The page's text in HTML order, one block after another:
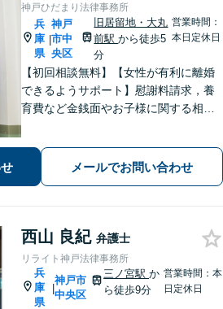
神戸ひだまり法律事務所
兵
庫
県
|
神戸
市中
央区
旧居留地・大丸
前駅から徒歩5
分
営業時間：
本日定休日
【初回相談無料】【女性が有利に離婚
できるようサポート】慰謝料請求，養
育費など金銭面やお子様に関する相談
持ちを大切にしながら交渉します。
【Web相談可】【平日夜間可】【神戸
メールでお問い合わせ
西山 良紀 弁護士
リライト神戸法律事務所
兵
庫
県
|
神戸市
中央区
三ノ宮駅か
ら徒歩9分
営業時間：本
日定休日